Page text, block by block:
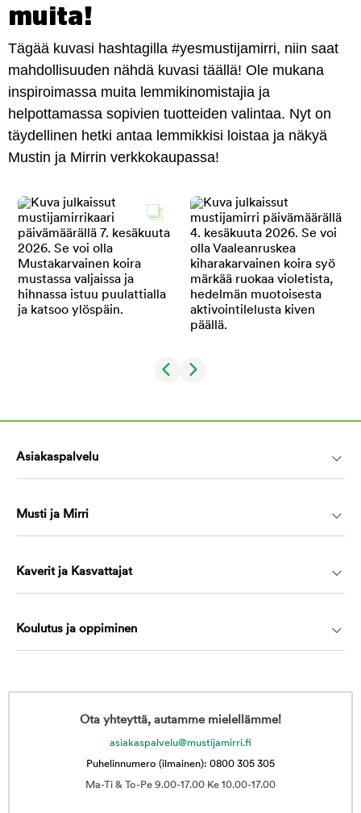
muita!
Tägää kuvasi hashtagilla #yesmustijamirri, niin saat
mahdollisuuden nähdä kuvasi täällä! Ole mukana
inspiroimassa muita lemmikinomistajia ja
helpottamassa sopivien tuotteiden valintaa. Nyt on
täydellinen hetki antaa lemmikkisi loistaa ja näkyä
Mustin ja Mirrin verkkokaupassa!
Asiakaspalvelu
Musti ja Mirri
Kaverit ja Kasvattajat
Koulutus ja oppiminen
Ota yhteyttä, autamme mielellämme!
asiakaspalvelu@mustijamirri.fi
Puhelinnumero (ilmainen): 0800 305 305
Ma-Ti & To-Pe 9.00-17.00 Ke 10.00-17.00